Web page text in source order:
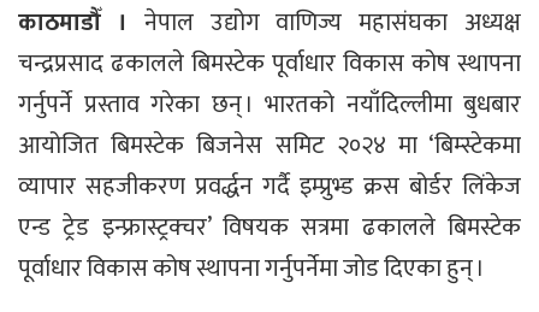
काठमाडौँ । नेपाल उद्योग वाणिज्य महासंघका अध्यक्ष
चन्द्रप्रसाद ढकालले बिमस्टेक पूर्वाधार विकास कोष स्थापना
गर्नुपर्ने प्रस्ताव गरेका छन् । भारतको नयाँदिल्लीमा बुधबार
आयोजित बिमस्टेक बिजनेस समिट २०२४ मा ‘बिम्स्टेकमा
व्यापार सहजीकरण प्रवर्द्धन गर्दै इम्प्रुभ्ड क्रस बोर्डर लिंकेज
एन्ड ट्रेड इन्फ्रास्ट्रक्चर’ विषयक सत्रमा ढकालले बिमस्टेक
पूर्वाधार विकास कोष स्थापना गर्नुपर्नेमा जोड दिएका हुन् ।